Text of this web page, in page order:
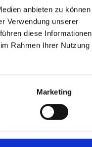
anbieten zu können
Verwendung unserer
diese Informationen
Rahmen Ihrer Nutzung
Marketing